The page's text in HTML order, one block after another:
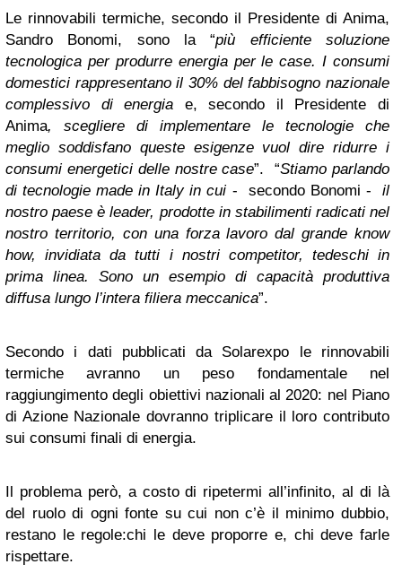
Le rinnovabili termiche, secondo il Presidente di Anima,
Sandro Bonomi, sono la “più efficiente soluzione
tecnologica per produrre energia per le case. I consumi
domestici rappresentano il 30% del fabbisogno nazionale
complessivo di energia e, secondo il Presidente di
Anima, scegliere di implementare le tecnologie che
meglio soddisfano queste esigenze vuol dire ridurre i
consumi energetici delle nostre case”. “Stiamo parlando
di tecnologie made in Italy in cui - secondo Bonomi -
il
nostro paese è leader, prodotte in stabilimenti radicati nel
nostro territorio, con una forza lavoro dal grande know
how, invidiata da tutti i nostri competitor, tedeschi in
prima linea. Sono un esempio di capacità produttiva
diffusa lungo l’intera filiera meccanica”.
Secondo i dati pubblicati da Solarexpo le rinnovabili
termiche avranno un peso fondamentale nel
raggiungimento degli obiettivi nazionali al 2020: nel Piano
di Azione Nazionale dovranno triplicare il loro contributo
sui consumi finali di energia.
Il problema però, a costo di ripetermi all’infinito, al di là
del ruolo di ogni fonte su cui non c’è il minimo dubbio,
restano le regole:chi le deve proporre e, chi deve farle
rispettare.